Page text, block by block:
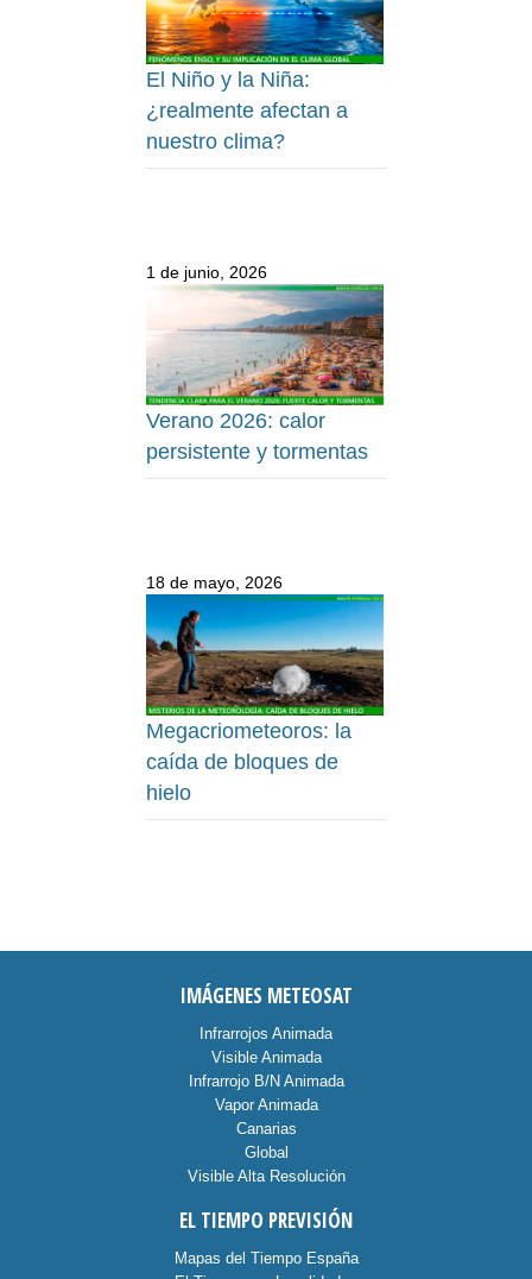
El Niño y la Niña:
¿realmente afectan a
nuestro clima?
1 de junio, 2026
Verano 2026: calor
persistente y tormentas
18 de mayo, 2026
Megacriometeoros: la
caída de bloques de
hielo
IMÁGENES METEOSAT
Infrarrojos Animada
Visible Animada
Infrarrojo B/N Animada
Vapor Animada
Canarias
Global
Visible Alta Resolución
EL TIEMPO PREVISIÓN
Mapas del Tiempo España